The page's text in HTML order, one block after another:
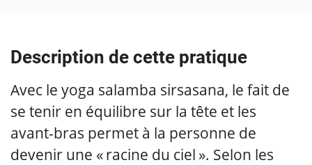
Description de cette pratique
Avec le yoga salamba sirsasana, le fait de
se tenir en équilibre sur la tête et les
avant-bras permet à la personne de
devenir une « racine du ciel ». Selon les